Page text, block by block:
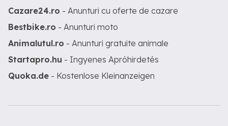
Cazare24.ro - Anunturi cu oferte de cazare
Bestbike.ro - Anunturi moto
Animalutul.ro - Anunturi gratuite animale
Startapro.hu - Ingyenes Apróhirdetés
Quoka.de - Kostenlose Kleinanzeigen